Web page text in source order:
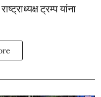
ट्रम्प यांना